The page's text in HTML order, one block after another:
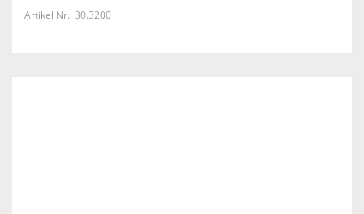
Artikel Nr.: 30.3200